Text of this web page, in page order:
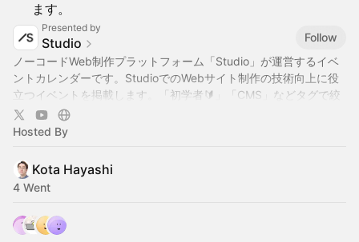
ます。
Presented by
Studio
Follow
ノーコードWeb制作プラットフォーム「Studio」が運営するイベ
ントカレンダーです。StudioでのWebサイト制作の技術向上に役
立つイベントを掲載します。「初学者🔰」「CMS」などタグで絞
り込み表示も可能です。公式YouTubeでも様々な動画を公開中で
す →https://www.youtube.com/@StudioJapan
Hosted By
Kota Hayashi
4 Went